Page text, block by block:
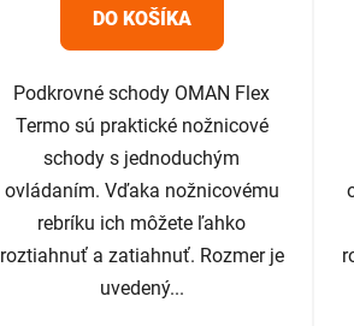
DO KOŠÍKA
Podkrovné schody OMAN Flex
Termo sú praktické nožnicové
schody s jednoduchým
ovládaním. Vďaka nožnicovému
rebríku ich môžete ľahko
roztiahnuť a zatiahnuť. Rozmer je
uvedený...